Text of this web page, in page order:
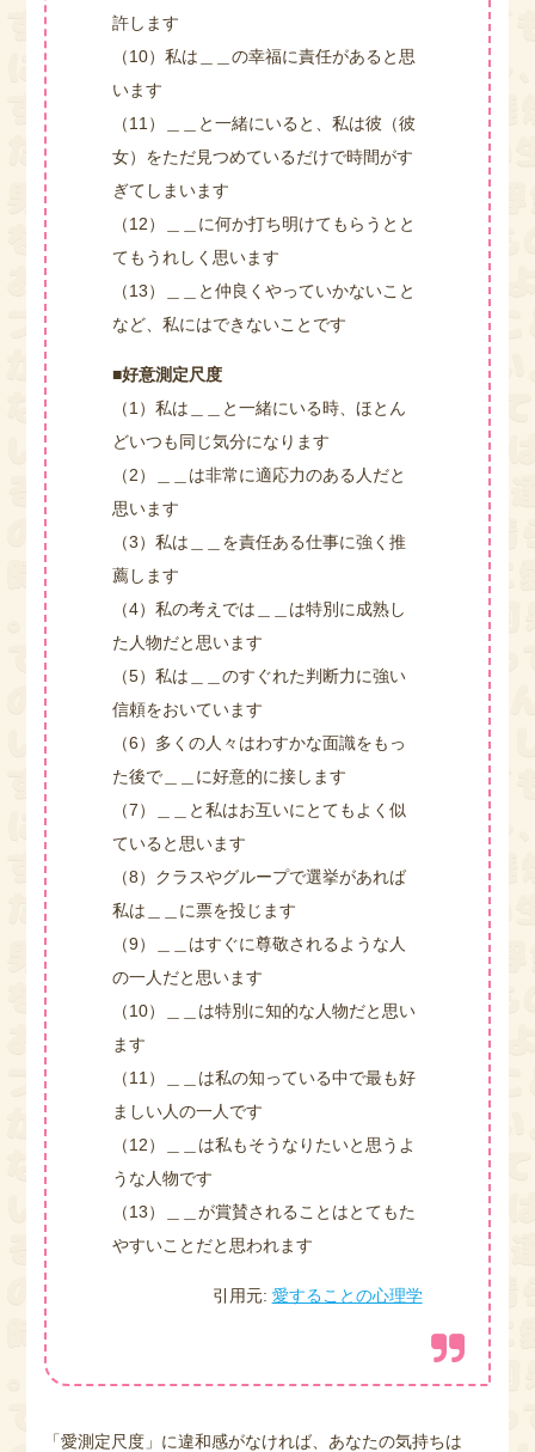
許します
（10）私は＿＿の幸福に責任があると思
います
（11）＿＿と一緒にいると、私は彼（彼
女）をただ見つめているだけで時間がす
ぎてしまいます
（12）＿＿に何か打ち明けてもらうとと
てもうれしく思います
（13）＿＿と仲良くやっていかないこと
など、私にはできないことです
■好意測定尺度
（1）私は＿＿と一緒にいる時、ほとん
どいつも同じ気分になります
（2）＿＿は非常に適応力のある人だと
思います
（3）私は＿＿を責任ある仕事に強く推
薦します
（4）私の考えでは＿＿は特別に成熟し
た人物だと思います
（5）私は＿＿のすぐれた判断力に強い
信頼をおいています
（6）多くの人々はわすかな面識をもっ
た後で＿＿に好意的に接します
（7）＿＿と私はお互いにとてもよく似
ていると思います
（8）クラスやグループで選挙があれば
私は＿＿に票を投じます
（9）＿＿はすぐに尊敬されるような人
の一人だと思います
（10）＿＿は特別に知的な人物だと思い
ます
（11）＿＿は私の知っている中で最も好
ましい人の一人です
（12）＿＿は私もそうなりたいと思うよ
うな人物です
（13）＿＿が賞賛されることはとてもた
やすいことだと思われます
引用元: 愛することの心理学
「愛測定尺度」に違和感がなければ、あなたの気持ちは